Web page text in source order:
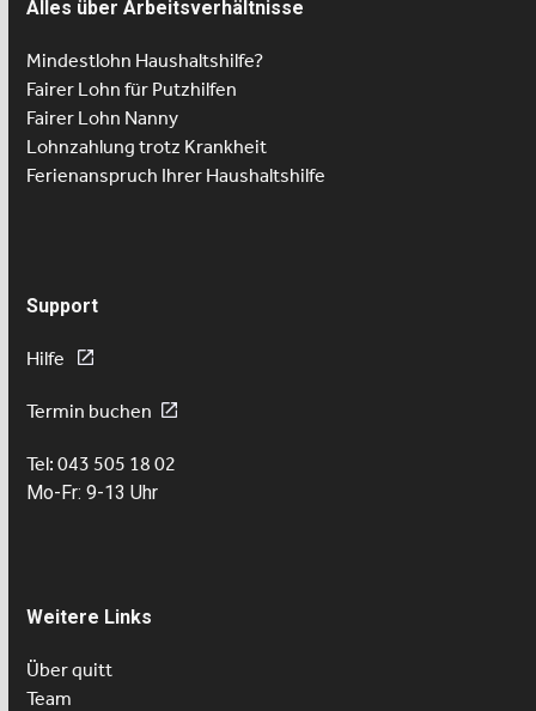
Alles über Arbeitsverhältnisse
Mindestlohn Haushaltshilfe?
Fairer Lohn für Putzhilfen
Fairer Lohn Nanny
Lohnzahlung trotz Krankheit
Ferienanspruch Ihrer Haushaltshilfe
Support
Hilfe
Termin buchen
Tel: 043 505 18 02
Mo-Fr: 9-13 Uhr
Weitere Links
Über quitt
Team